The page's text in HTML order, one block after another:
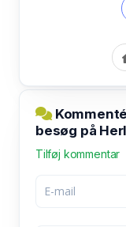
besøg på
Tilføj kommentar